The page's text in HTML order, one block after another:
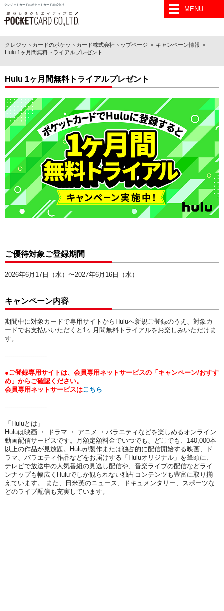
クレジットカードのポケットカード株式会社
MENU
クレジットカードのポケットカード株式会社トップページ
キャンペーン情報
Hulu 1ヶ月間無料トライアルプレゼント
Hulu 1ヶ月間無料トライアルプレゼント
ご優待対象ご登録期間
2026年6月17日（水）〜2027年6月16日（水）
キャンペーン内容
期間中に対象カードで専用サイトからHuluへ新規ご登録のうえ、対象カ
ードでお支払いいただくと1ヶ月間無料トライアルをお楽しみいただけま
す。
---------------------
●ご登録専用サイトは、会員専用ネットサービスの「キャンペーン/おすす
め」からご確認ください。
会員専用ネットサービスはこちら
---------------------
「Huluとは」
Huluは映画 ・ ドラマ ・ アニメ ・バラエティなどを楽しめるオンライン
動画配信サービスです。月額定額料金でいつでも、どこでも、140,000本
以上の作品が見放題。Huluが製作または独占的に配信開始する映画、ド
ラマ、バラエティ作品などをお届けする「Huluオリジナル」を筆頭に、
テレビで放送中の人気番組の見逃し配信や、音楽ライブの配信などライ
ンナップも幅広くHuluでしか観られない独占コンテンツも豊富に取り揃
えています。 また、日米英のニュース、ドキュメンタリー、スポーツな
どのライブ配信も充実しています。